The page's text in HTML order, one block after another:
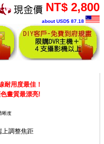
NT$ 2,800
about USD$ 87.18
耐用度最佳！
畫質最漂亮!
晰度
上調整焦距